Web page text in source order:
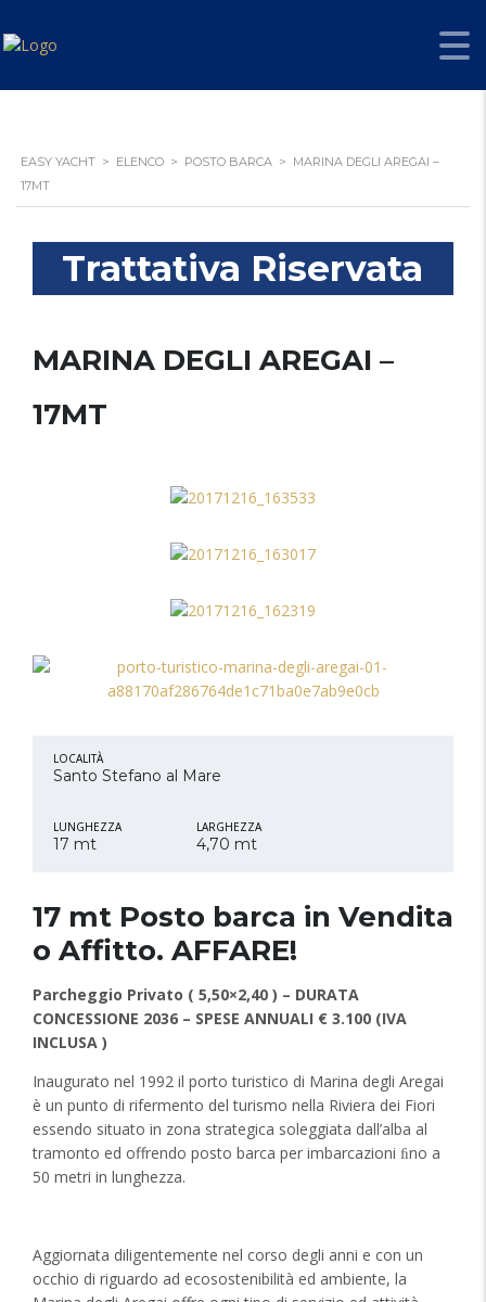
EASY YACHT > ELENCO > POSTO BARCA > MARINA DEGLI AREGAI –
17MT
Trattativa Riservata
MARINA DEGLI AREGAI –
17MT
LOCALITÀ
Santo Stefano al Mare
LUNGHEZZA
17 mt
LARGHEZZA
4,70 mt
17 mt Posto barca in Vendita
o Affitto. AFFARE!
Parcheggio Privato ( 5,50×2,40 ) – DURATA
CONCESSIONE 2036 – SPESE ANNUALI € 3.100 (IVA
INCLUSA )
Inaugurato nel 1992 il porto turistico di Marina degli Aregai
è un punto di rifermento del turismo nella Riviera dei Fiori
essendo situato in zona strategica soleggiata dall’alba al
tramonto ed offrendo posto barca per imbarcazioni ﬁno a
50 metri in lunghezza.
Aggiornata diligentemente nel corso degli anni e con un
occhio di riguardo ad ecosostenibilità ed ambiente, la